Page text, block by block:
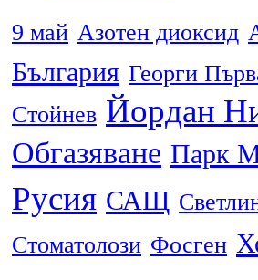
9 май Азотен диоксид
България Георги
Стойнев Йордан
Обгазяване Парк
Русия САЩ
Стоматолози Фосген